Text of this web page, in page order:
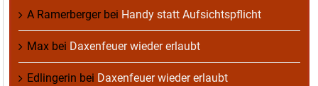
A Ramerbergerbei Handy statt Aufsichtspflicht
Max bei Daxenfeuer wieder erlaubt
Edlingerin bei Daxenfeuer wieder erlaubt